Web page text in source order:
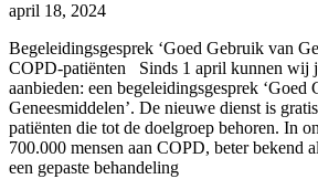
april 18, 2024
Begeleidingsgesprek ‘Goed Gebruik van
COPD-patiënten Sinds 1 april kunnen wij
aanbieden: een begeleidingsgesprek ‘Goed
Geneesmiddelen’. De nieuwe dienst is
patiënten die tot de doelgroep behoren. In
700.000 mensen aan COPD, beter bekend
een gepaste behandeling